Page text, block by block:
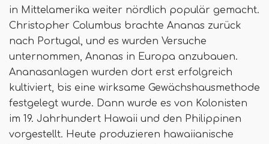
in Mittelamerika weiter nördlich populär gemacht.
Christopher Columbus brachte Ananas zurück
nach Portugal, und es wurden Versuche
unternommen, Ananas in Europa anzubauen.
Ananasanlagen wurden dort erst erfolgreich
kultiviert, bis eine wirksame Gewächshausmethode
festgelegt wurde. Dann wurde es von Kolonisten
im 19. Jahrhundert Hawaii und den Philippinen
vorgestellt. Heute produzieren hawaiianische